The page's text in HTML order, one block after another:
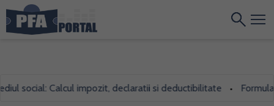
social: Calcul impozit, declaratii si deductibilitate •